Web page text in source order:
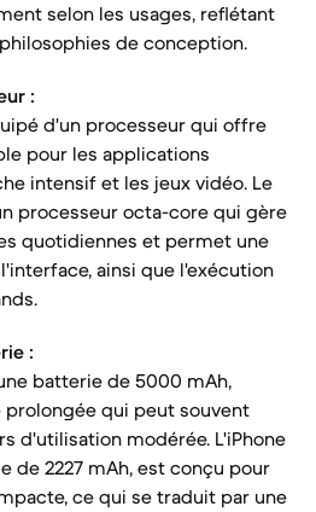
selon les usages, reflétant
de conception.
:
d'un processeur qui offre
pour les applications
intensif et les jeux vidéo. Le
processeur octa-core qui gère
quotidiennes et permet une
ainsi que l'exécution
:
batterie de 5000 mAh,
qui peut souvent
d'utilisation modérée. L'iPhone
de 2227 mAh, est conçu pour
ce qui se traduit par une